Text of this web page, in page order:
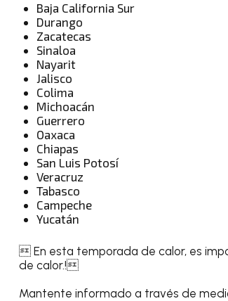
Baja California Sur
Durango
Zacatecas
Sinaloa
Nayarit
Jalisco
Colima
Michoacán
Guerrero
Oaxaca
Chiapas
San Luis Potosí
Veracruz
Tabasco
Campeche
Yucatán
 En esta temporada de calor, es
de calor.!
Mantente informado a través de